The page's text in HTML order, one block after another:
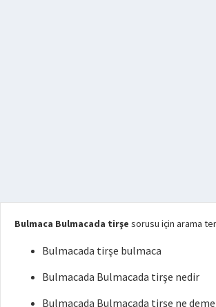
Bulmaca Bulmacada tirşe sorusu için arama
Bulmacada tirşe bulmaca
Bulmacada Bulmacada tirşe nedir
Bulmacada Bulmacada tirşe ne